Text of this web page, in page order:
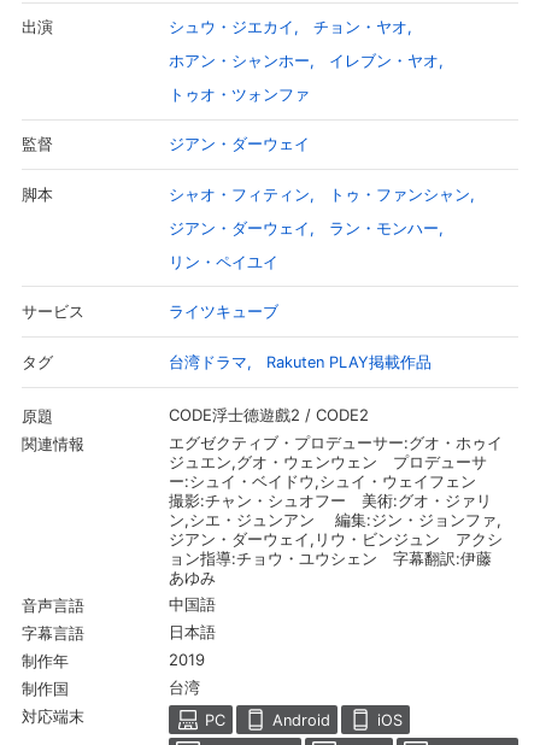
スマホなどでRakuten TVを視聴する際のデ
バイス連携の設定ができます。
パスコード設定
求められるのでお子さまがいても安心で
す。
メルマガの配信停止、配信先のメールアド
レスの変更が可能です。
定額見放題解約
定額見放題コンテンツの解約はこちらから
ログアウト
出演 シュウ・ジエカイ
チョン・ヤオ
ホアン・シャンホー
イレブン・ヤオ
トゥオ・ツォンファ
監督 ジアン・ダーウェイ
脚本 シャオ・フィティン
トゥ・ファンシャン
ジアン・ダーウェイ
ラン・モンハー
リン・ペイユイ
サービス ライツキューブ
タグ 台湾ドラマ Rakuten PLAY掲載作品
原題 CODE浮士德遊戲2 / CODE2
関連情報
エグゼクティブ・プロデューサー:グオ・ホゥイ
ジュエン,グオ・ウェンウェン プロデューサ
ー:シュイ・ベイドウ,シュイ・ウェイフェン
撮影:チャン・シュオフー 美術:グオ・ジァリ
ン,シエ・ジュンアン 編集:ジン・ジョンファ,
ジアン・ダーウェイ,リウ・ビンジュン アクシ
ョン指導:チョウ・ユウシェン 字幕翻訳:伊藤
あゆみ
音声言語 中国語
字幕言語 日本語
制作年 2019
制作国 台湾
対応端末 PC Android
iOS